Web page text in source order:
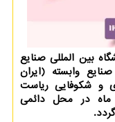
بین المللی صنایع
وابسته (ایران
و شكوفایی ریاست
ماه در محل دائمی